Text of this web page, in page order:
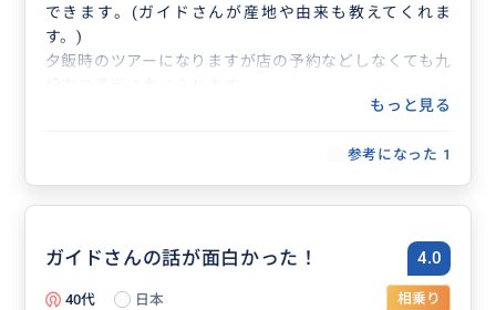
できます。(ガイドさんが産地や由来も教えてくれま
す。)
夕飯時のツアーになりますが店の予約などしなくても九
2時間半で九份の大半を満喫できる非常に良いツアーで
もっと見る
参考になった 1
ガイドさんの話が面白かった！ 4.0
40代 日本
相乗り